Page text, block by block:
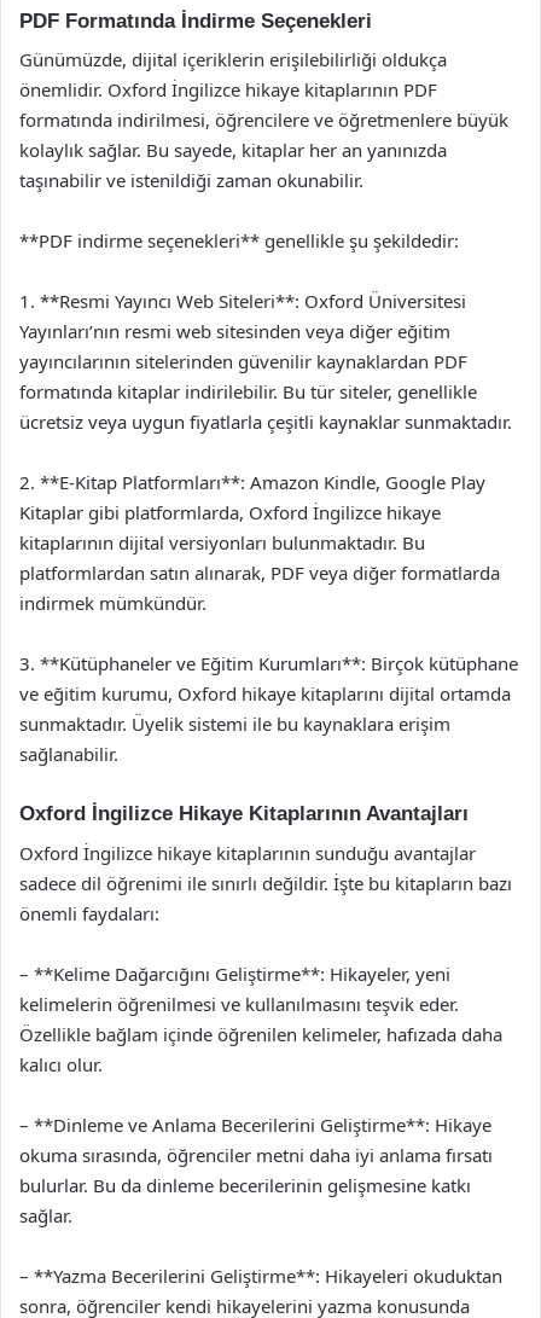
PDF Formatında İndirme Seçenekleri
Günümüzde, dijital içeriklerin erişilebilirliği oldukça
önemlidir. Oxford İngilizce hikaye kitaplarının PDF
formatında indirilmesi, öğrencilere ve öğretmenlere büyük
kolaylık sağlar. Bu sayede, kitaplar her an yanınızda
taşınabilir ve istenildiği zaman okunabilir.
**PDF indirme seçenekleri** genellikle şu şekildedir:
1. **Resmi Yayıncı Web Siteleri**: Oxford Üniversitesi
Yayınları’nın resmi web sitesinden veya diğer eğitim
yayıncılarının sitelerinden güvenilir kaynaklardan PDF
formatında kitaplar indirilebilir. Bu tür siteler, genellikle
ücretsiz veya uygun fiyatlarla çeşitli kaynaklar sunmaktadır.
2. **E-Kitap Platformları**: Amazon Kindle, Google Play
Kitaplar gibi platformlarda, Oxford İngilizce hikaye
kitaplarının dijital versiyonları bulunmaktadır. Bu
platformlardan satın alınarak, PDF veya diğer formatlarda
indirmek mümkündür.
3. **Kütüphaneler ve Eğitim Kurumları**: Birçok kütüphane
ve eğitim kurumu, Oxford hikaye kitaplarını dijital ortamda
sunmaktadır. Üyelik sistemi ile bu kaynaklara erişim
sağlanabilir.
Oxford İngilizce Hikaye Kitaplarının Avantajları
Oxford İngilizce hikaye kitaplarının sunduğu avantajlar
sadece dil öğrenimi ile sınırlı değildir. İşte bu kitapların bazı
önemli faydaları:
– **Kelime Dağarcığını Geliştirme**: Hikayeler, yeni
kelimelerin öğrenilmesi ve kullanılmasını teşvik eder.
Özellikle bağlam içinde öğrenilen kelimeler, hafızada daha
kalıcı olur.
– **Dinleme ve Anlama Becerilerini Geliştirme**: Hikaye
okuma sırasında, öğrenciler metni daha iyi anlama fırsatı
bulurlar. Bu da dinleme becerilerinin gelişmesine katkı
sağlar.
– **Yazma Becerilerini Geliştirme**: Hikayeleri okuduktan
sonra, öğrenciler kendi hikayelerini yazma konusunda